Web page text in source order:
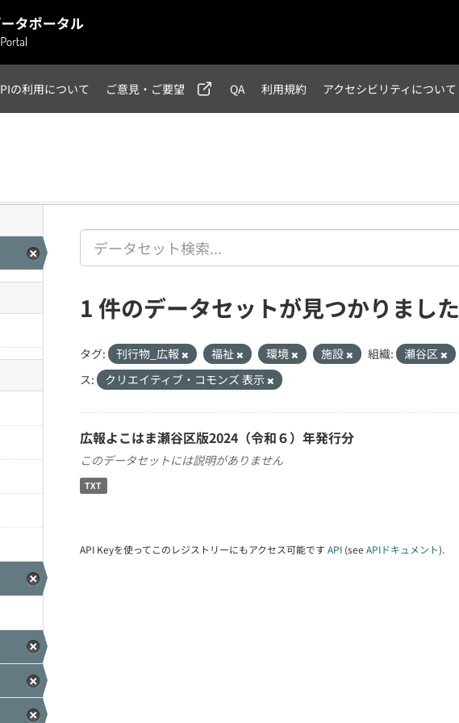
の利用について ご意見・ご要望 QA 利用規約 アクセシビリティについて
1 件のデータセットが見つかりました
タグ: 刊行物_広報 福祉 環境 施設 組織: 瀬谷区
ス:
クリエイティブ・コモンズ 表示
広報よこはま瀬谷区版2024（令和６）年発行分
このデータセットには説明がありません
TXT
API Keyを使ってこのレジストリーにもアクセス可能です API (see APIドキュメント).